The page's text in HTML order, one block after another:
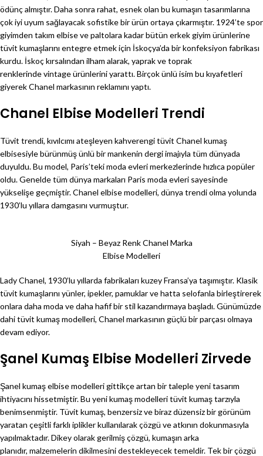
ödünç almıştır. Daha sonra rahat, esnek olan bu kumaşın tasarımlarına
çok iyi uyum sağlayacak sofistike bir ürün ortaya çıkarmıştır. 1924’te spor
giyimden takım elbise ve paltolara kadar bütün erkek giyim ürünlerine
tüvit kumaşlarını entegre etmek için İskoçya’da bir konfeksiyon fabrikası
kurdu. İskoç kırsalından ilham alarak, yaprak ve toprak
renklerinde vintage ürünlerini yarattı. Birçok ünlü isim bu kıyafetleri
giyerek Chanel markasının reklamını yaptı.
Chanel Elbise Modelleri Trendi
Tüvit trendi, kıvılcımı ateşleyen kahverengi tüvit Chanel kumaş
elbisesiyle bürünmüş ünlü bir mankenin dergi imajıyla tüm dünyada
duyuldu. Bu model, Paris’teki moda evleri merkezlerinde hızlıca popüler
oldu. Genelde tüm dünya markaları Paris moda evleri sayesinde
yükselişe geçmiştir. Chanel elbise modelleri, dünya trendi olma yolunda
1930’lu yıllara damgasını vurmuştur.
Siyah – Beyaz Renk Chanel Marka
Elbise Modelleri
Lady Chanel, 1930’lu yıllarda fabrikaları kuzey Fransa’ya taşımıştır. Klasik
tüvit kumaşlarını yünler, ipekler, pamuklar ve hatta selofanla birleştirerek
onlara daha moda ve daha hafif bir stil kazandırmaya başladı. Günümüzde
dahi tüvit kumaş modelleri, Chanel markasının güçlü bir parçası olmaya
devam ediyor.
Şanel Kumaş Elbise Modelleri Zirvede
Şanel kumaş elbise modelleri gittikçe artan bir taleple yeni tasarım
ihtiyacını hissetmiştir. Bu yeni kumaş modelleri tüvit kumaş tarzıyla
benimsenmiştir. Tüvit kumaş, benzersiz ve biraz düzensiz bir görünüm
yaratan çeşitli farklı iplikler kullanılarak çözgü ve atkının dokunmasıyla
yapılmaktadır. Dikey olarak gerilmiş çözgü, kumaşın arka
planıdır, malzemelerin dikilmesini destekleyecek temeldir. Tek bir çözgü